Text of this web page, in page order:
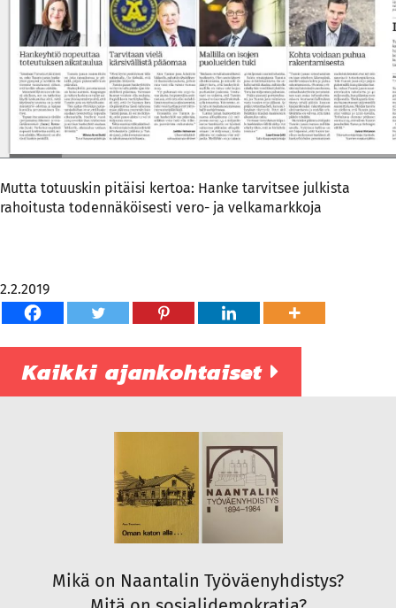
Mutta totuuskin pitäisi kertoa: Hanke tarvitsee julkista
rahoitusta todennäköisesti vero- ja velkamarkkoja
2.2.2019
Kaikki ajankohtaiset
Mikä on Naantalin Työväenyhdistys?